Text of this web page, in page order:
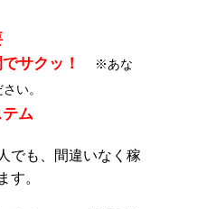
サクッ！
※あな
い。
テム
でも、間違いなく稼
す。